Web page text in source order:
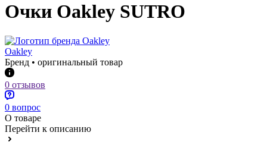
Очки Oakley SUTRO
Oakley
Бренд • оригинальный товар
0 отзывов
0 вопрос
О товаре
Перейти к описанию